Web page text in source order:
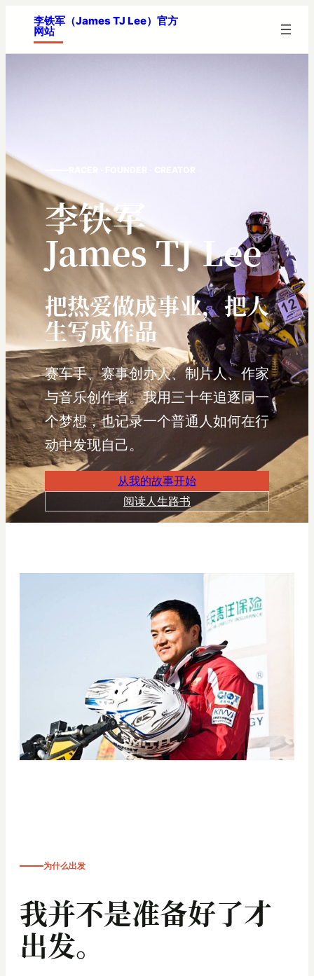
内
李铁军（James TJ Lee）官方
网站
李铁军
James TJ Lee
把热爱做成事业，把人
生写成作品
赛车手、赛事创办人、制片人、作家
与音乐创作者。我用三十年追逐同一
个梦想，也记录一个普通人如何在行
动中发现自己。
从我的故事开始
阅读人生路书
为什么出发
我并不是准备好了才
出发。